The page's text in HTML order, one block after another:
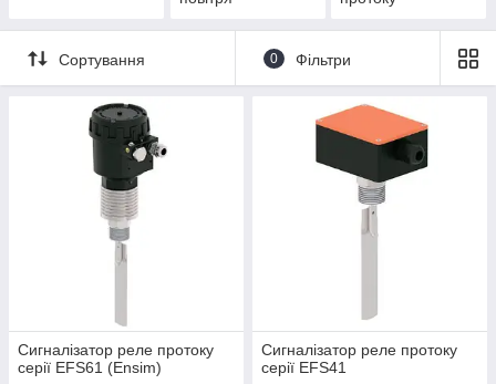
Сортування 0 Фільтри
Сигналізатор реле протоку
серії EFS61 (Ensim)
Сигналізатор реле протоку
серії EFS41